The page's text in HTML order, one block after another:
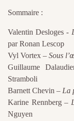
Sommaire :
Valentin Desloges -
par Ronan Lescop
Vyl Vortex – Sous
Guillaume
Stramboli
Barnett Chevin – La
Karine Rennberg –
Nguyen